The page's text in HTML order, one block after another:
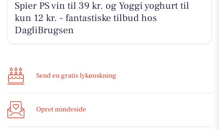
Spier PS vin til 39 kr. og Yoggi yoghurt til
kun 12 kr. - fantastiske tilbud hos
DagliBrugsen
Send en gratis lykønskning
Opret mindeside